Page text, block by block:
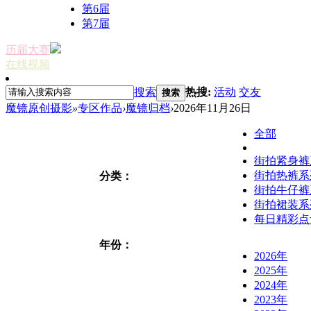
第6届
第7届
历届大赛
在线视频
搜索 搜索 热搜: 活动 交友
魔镜原创摄影»专区作品›魔镜归档›2026年11月26日
分类：
全部
街拍紧身裤
街拍热裤系
街拍牛仔裤
街拍裙装系
每日精彩
年份：
2026年
2025年
2024年
2023年